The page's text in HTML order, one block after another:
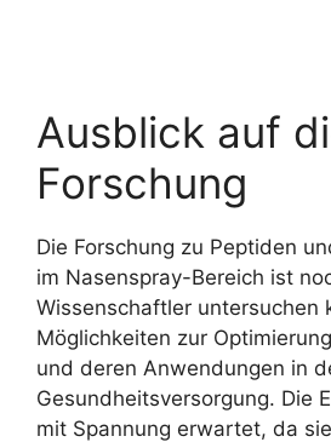
Ausblick auf
Forschung
Die Forschung zu Peptiden
im Nasenspray-Bereich ist
Wissenschaftler untersuchen
Möglichkeiten zur
und deren Anwendungen in
Gesundheitsversorgung. Die
mit Spannung erwartet, da